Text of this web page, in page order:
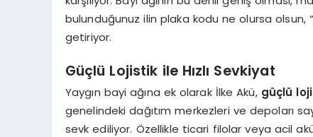
bulunduğunuz ilin plaka kodu ne olursa olsun,
getiriyor.
Güçlü Lojistik ile Hızlı Sevkiyat
Yaygın bayi ağına ek olarak İlke Akü, güçlü
genelindeki dağıtım merkezleri ve depoları
sevk ediliyor. Özellikle ticari filolar veya acil